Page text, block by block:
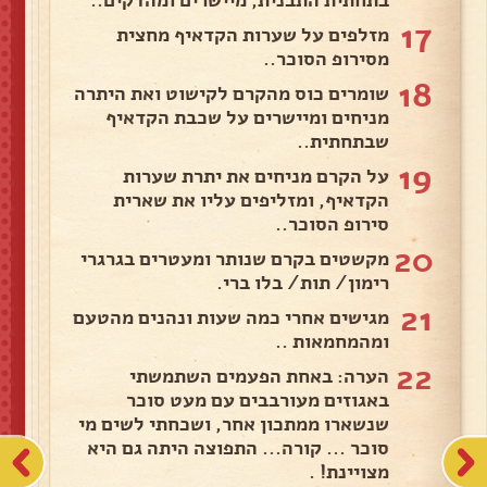
17 מזלפים על שערות הקדאיף מחצית
מסירופ הסוכר..
18 שומרים כוס מהקרם לקישוט ואת היתרה
מניחים ומיישרים על שכבת הקדאיף
שבתחתית..
19 על הקרם מניחים את יתרת שערות
הקדאיף, ומזליפים עליו את שארית
סירופ הסוכר..
20 מקשטים בקרם שנותר ומעטרים בגרגרי
רימון/ תות/ בלו ברי.
21 מגישים אחרי כמה שעות ונהנים מהטעם
ומהמחמאות ..
22 הערה: באחת הפעמים השתמשתי
באגוזים מעורבבים עם מעט סוכר
שנשארו ממתכון אחר, ושכחתי לשים מי
סוכר ... קורה... התפוצה היתה גם היא
מצויינת! .